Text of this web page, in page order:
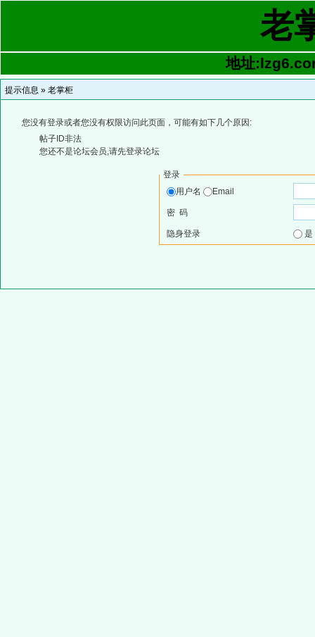
老
地址
提示信息 » 老掌柜
您没有登录或者您没有权限访问此页面，可能有如下几个原因:
帖子ID非法
您还不是论坛会员,请先登录论坛
登录
用户名
Email
密 码
隐身登录